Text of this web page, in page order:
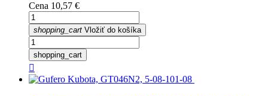
Cena 10,57 €
shopping_cart Vložiť do košíka
shopping_cart
